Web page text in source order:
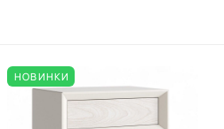
НОВИНКИ